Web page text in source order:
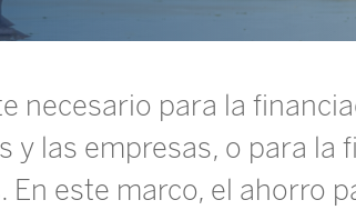
necesario para la
y las empresas, o para la
este marco, el ahorro